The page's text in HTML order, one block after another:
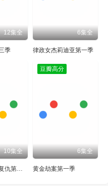
12集全
季
6集全
律政女杰莉迪亚第一季
10集全
斯巴达克斯：复仇第二季
豆瓣高分
6集全
黄金劫案第一季